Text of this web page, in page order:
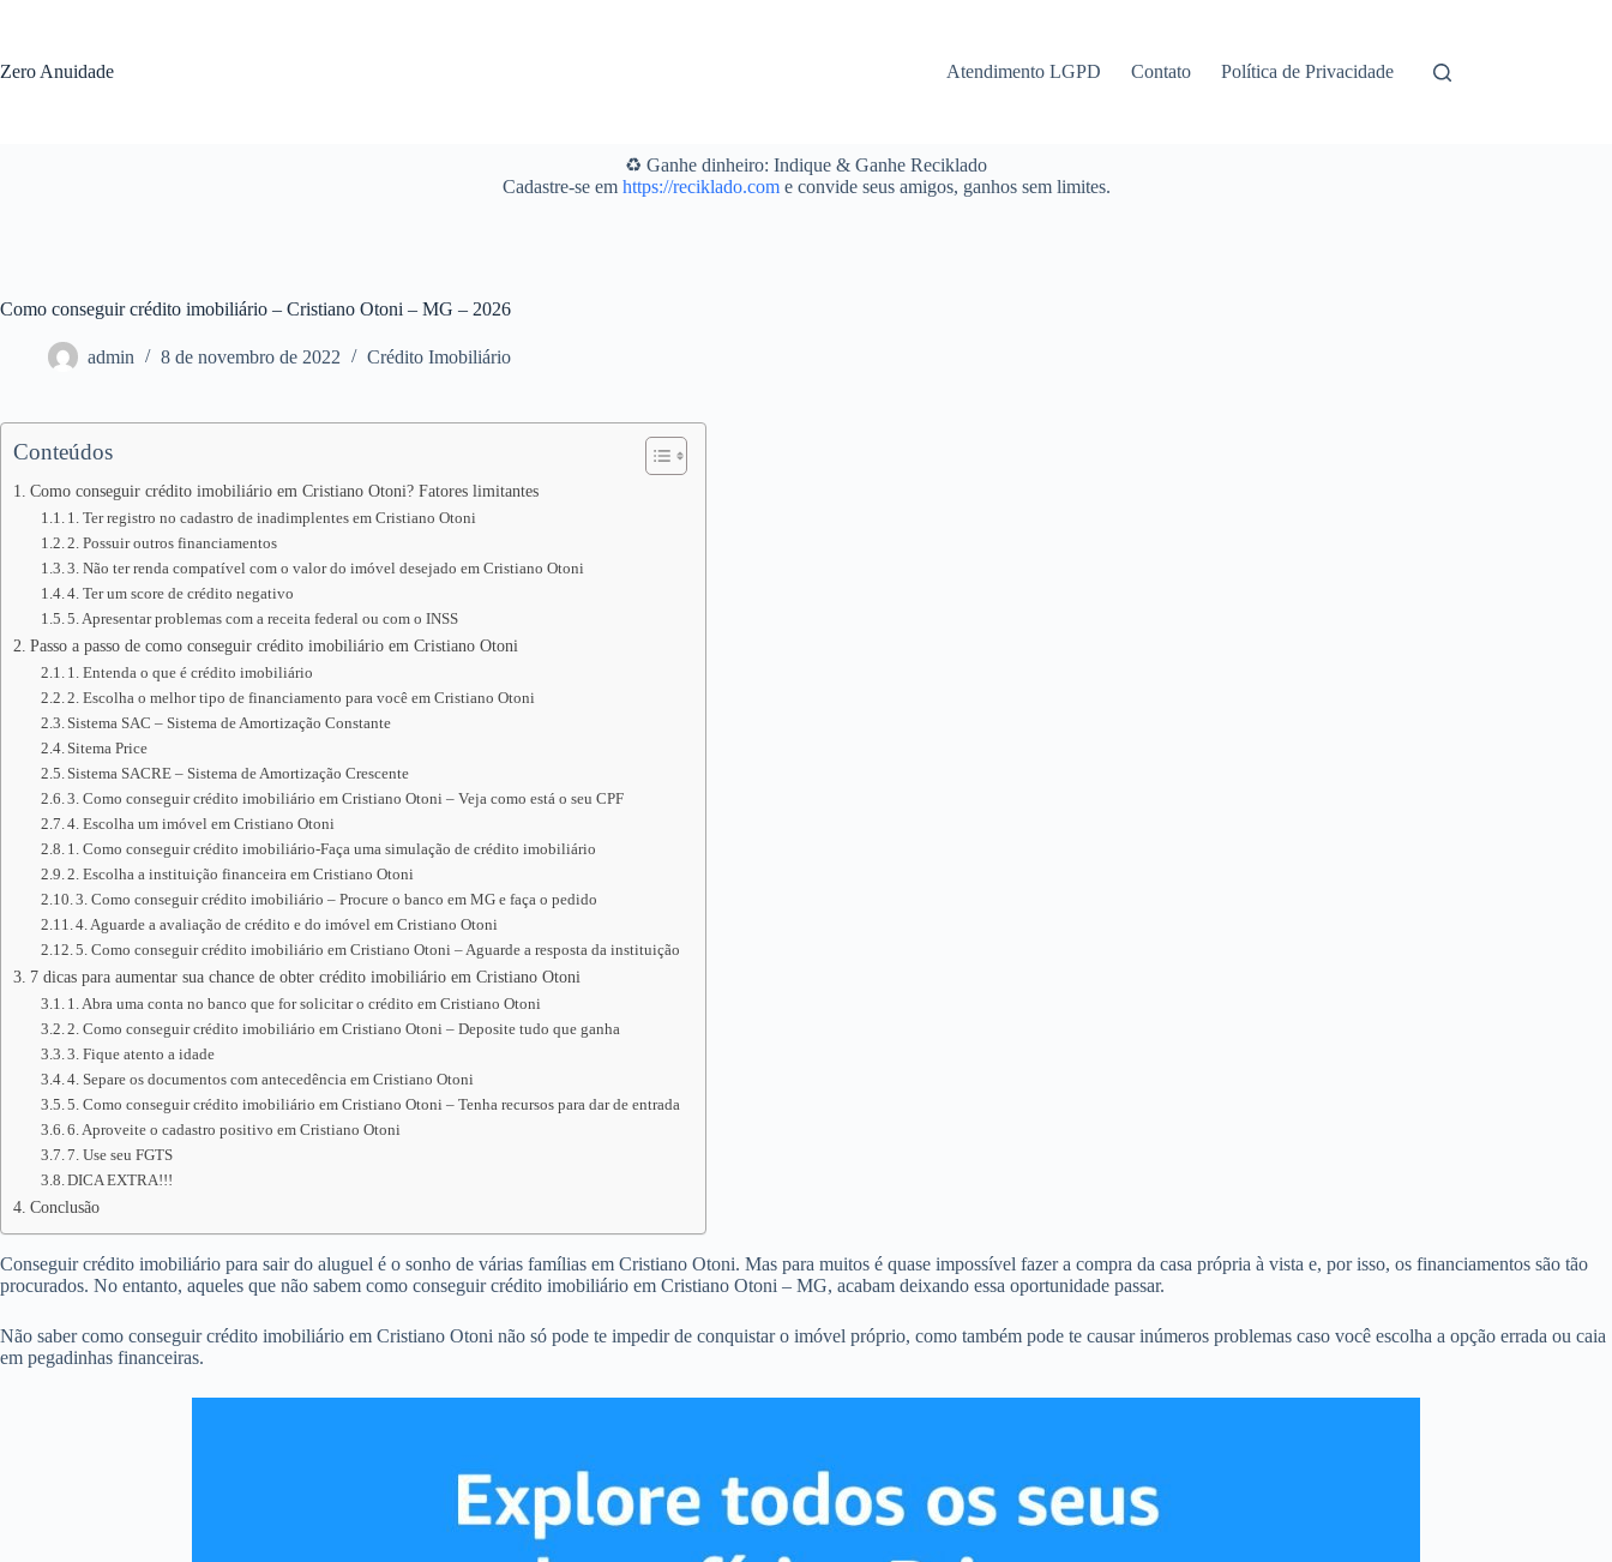
conteúdo
Zero Anuidade Atendimento LGPD Contato Política de Privacidade
♻️ Ganhe dinheiro: Indique & Ganhe Reciklado
Cadastre-se em https://reciklado.come convide seus amigos, ganhos sem limites.
Como conseguir crédito imobiliário – Cristiano Otoni – MG – 2026
admin 8 de novembro de 2022 Crédito Imobiliário
Conteúdos
Como conseguir crédito imobiliário em Cristiano Otoni? Fatores limitantes
1. Ter registro no cadastro de inadimplentes em Cristiano Otoni
2. Possuir outros financiamentos
3. Não ter renda compatível com o valor do imóvel desejado em Cristiano Otoni
4. Ter um score de crédito negativo
5. Apresentar problemas com a receita federal ou com o INSS
Passo a passo de como conseguir crédito imobiliário em Cristiano Otoni
1. Entenda o que é crédito imobiliário
2. Escolha o melhor tipo de financiamento para você em Cristiano Otoni
Sistema SAC – Sistema de Amortização Constante
Sitema Price
Sistema SACRE – Sistema de Amortização Crescente
3. Como conseguir crédito imobiliário em Cristiano Otoni – Veja como está o seu CPF
4. Escolha um imóvel em Cristiano Otoni
1. Como conseguir crédito imobiliário-Faça uma simulação de crédito imobiliário
2. Escolha a instituição financeira em Cristiano Otoni
3. Como conseguir crédito imobiliário – Procure o banco em MG e faça o pedido
4. Aguarde a avaliação de crédito e do imóvel em Cristiano Otoni
5. Como conseguir crédito imobiliário em Cristiano Otoni – Aguarde a resposta da instituição
7 dicas para aumentar sua chance de obter crédito imobiliário em Cristiano Otoni
1. Abra uma conta no banco que for solicitar o crédito em Cristiano Otoni
2. Como conseguir crédito imobiliário em Cristiano Otoni – Deposite tudo que ganha
3. Fique atento a idade
4. Separe os documentos com antecedência em Cristiano Otoni
5. Como conseguir crédito imobiliário em Cristiano Otoni – Tenha recursos para dar de entrada
6. Aproveite o cadastro positivo em Cristiano Otoni
7. Use seu FGTS
DICA EXTRA!!!
Conclusão
Conseguir crédito imobiliário para sair do aluguel é o sonho de várias famílias em Cristiano Otoni. Mas para muitos é quase impossível fazer a compra da casa própria à vista e, por isso, os financiamentos são tão
procurados. No entanto, aqueles que não sabem como conseguir crédito imobiliário em Cristiano Otoni – MG, acabam deixando essa oportunidade passar.
Não saber como conseguir crédito imobiliário em Cristiano Otoni não só pode te impedir de conquistar o imóvel próprio, como também pode te causar inúmeros problemas caso você escolha a opção errada ou caia
em pegadinhas financeiras.